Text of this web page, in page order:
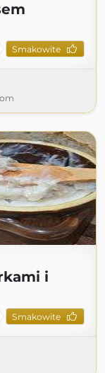
Smakowite
i
Smakowite